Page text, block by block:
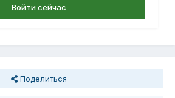
Войти сейчас
Поделиться